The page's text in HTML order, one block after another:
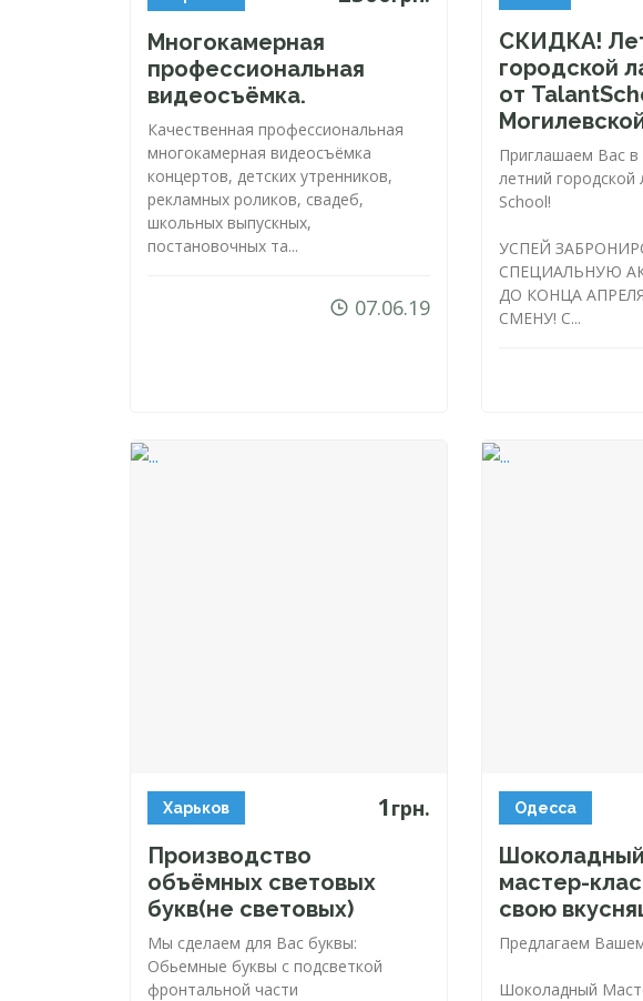
Многокамерная
профессиональная
видеосъёмка.
Качественная профессиональная
многокамерная видеосъёмка
концертов, детских утренников,
рекламных роликов, свадеб,
школьных выпускных,
постановочных та...
07.06.19
СКИДКА!
городской
от
Приглашаем Вас
летний городской
School!
УСПЕЙ
СПЕЦИАЛЬНУЮ
ДО КОНЦА
СМЕНУ! С...
Харьков 1грн.
Производство
объёмных световых
букв(не световых)
Мы сделаем для Вас буквы:
Обьемные буквы с подсветкой
фронтальной части
Одесса
Шоколадный
мастер-
свою
Предлагаем
Шоколадный